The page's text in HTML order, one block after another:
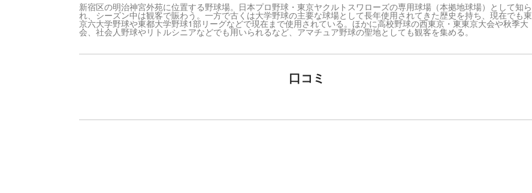
新宿区の明治神宮外苑に位置する野球場。日本プロ野球・東京ヤクルトスワローズの専用球場（本拠地球場）として知ら
れ、シーズン中は観客で賑わう。一方で古くは大学野球の主要な球場として長年使用されてきた歴史を持ち、現在でも東
京六大学野球や東都大学野球1部リーグなどで現在まで使用されている。ほかに高校野球の西東京・東東京大会や秋季大
会、社会人野球やリトルシニアなどでも用いられるなど、アマチュア野球の聖地としても観客を集める。
口コミ